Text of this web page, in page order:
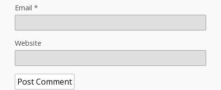
Email *
Website